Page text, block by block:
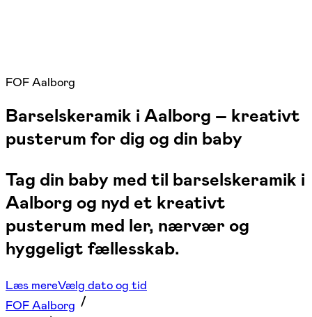
FOF Aalborg
Barselskeramik i Aalborg – kreativt
pusterum for dig og din baby
Tag din baby med til barselskeramik i
Aalborg og nyd et kreativt
pusterum med ler, nærvær og
hyggeligt fællesskab.
Læs mereVælg dato og tid
FOF Aalborg